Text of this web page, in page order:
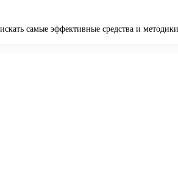
самые эффективные средства и